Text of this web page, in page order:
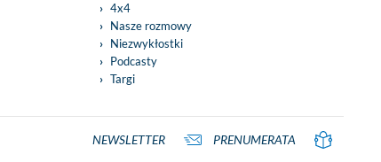
4x4
Nasze rozmowy
Niezwykłostki
Podcasty
Targi
NEWSLETTER PRENUMERATA